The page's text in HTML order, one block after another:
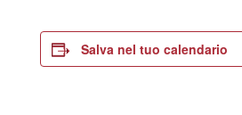
Salva nel tuo calendario